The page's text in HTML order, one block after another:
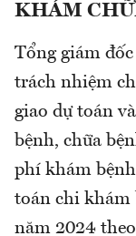
KHÁM
Tổng giám
trách nhiệm
giao dự toán
bệnh, chữa
phí khám
toán chi khám
năm 2024